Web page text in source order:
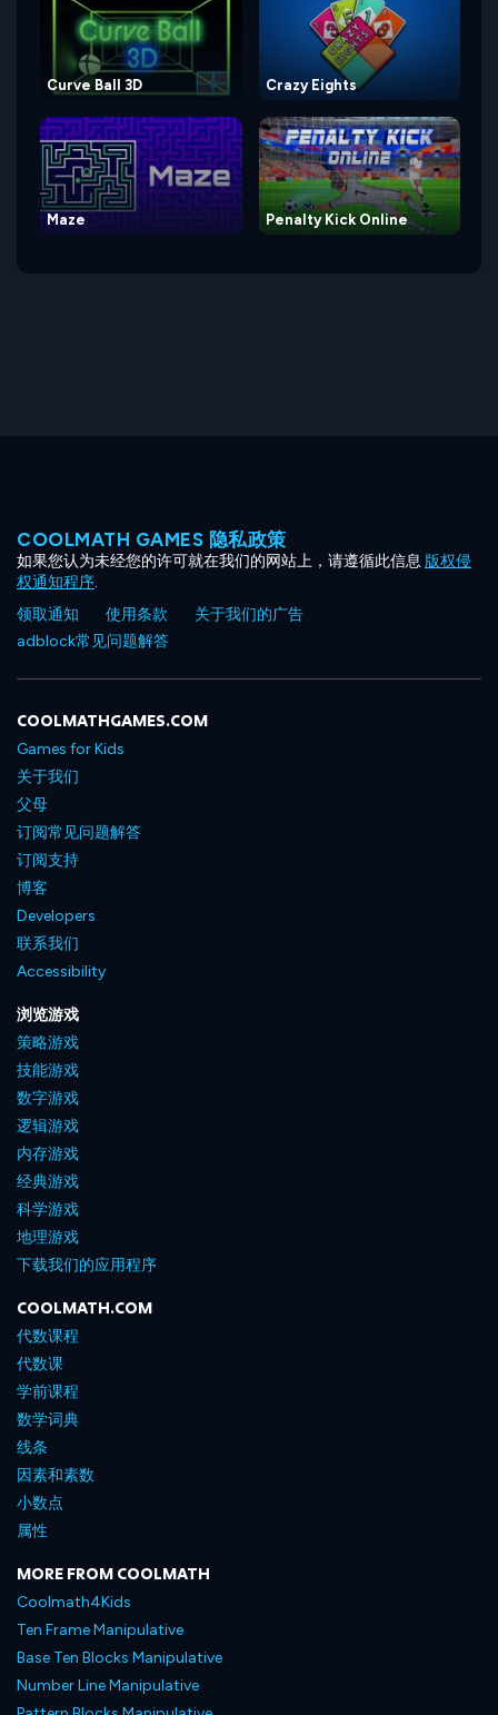
Curve Ball 3D Crazy Eights
Maze Penalty Kick Online
COOLMATH GAMES 隐私政策
如果您认为未经您的许可就在我们的网站上，请遵循此信息版权侵
权通知程序.
领取通知
使用条款
关于我们的广告
adblock常见问题解答
COOLMATHGAMES.COM
Games for Kids
关于我们
父母
订阅常见问题解答
订阅支持
博客
Developers
联系我们
Accessibility
浏览游戏
策略游戏
技能游戏
数字游戏
逻辑游戏
内存游戏
经典游戏
科学游戏
地理游戏
下载我们的应用程序
COOLMATH.COM
代数课程
代数课
学前课程
数学词典
线条
因素和素数
小数点
属性
MORE FROM COOLMATH
Coolmath4Kids
Ten Frame Manipulative
Base Ten Blocks Manipulative
Number Line Manipulative